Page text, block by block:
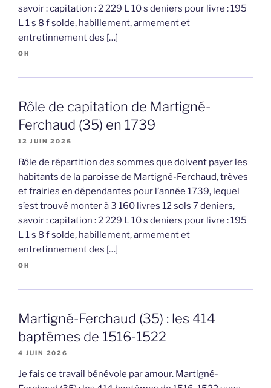
savoir : capitation : 2 229 L 10 s deniers pour livre : 195
L 1 s 8 f solde, habillement, armement et
entretinnement des […]
OH
Rôle de capitation de Martigné-
Ferchaud (35) en 1739
12 JUIN 2026
Rôle de répartition des sommes que doivent payer les
habitants de la paroisse de Martigné-Ferchaud, trèves
et frairies en dépendantes pour l’année 1739, lequel
s’est trouvé monter à 3 160 livres 12 sols 7 deniers,
savoir : capitation : 2 229 L 10 s deniers pour livre : 195
L 1 s 8 f solde, habillement, armement et
entretinnement des […]
OH
Martigné-Ferchaud (35) : les 414
baptêmes de 1516-1522
4 JUIN 2026
Je fais ce travail bénévole par amour. Martigné-